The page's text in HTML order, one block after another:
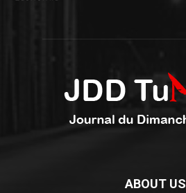
ABOUT US